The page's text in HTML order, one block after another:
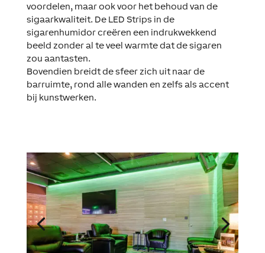
voordelen, maar ook voor het behoud van de
sigaarkwaliteit. De LED Strips in de
sigarenhumidor creëren een indrukwekkend
beeld zonder al te veel warmte dat de sigaren
zou aantasten.
Bovendien breidt de sfeer zich uit naar de
barruimte, rond alle wanden en zelfs als accent
bij kunstwerken.